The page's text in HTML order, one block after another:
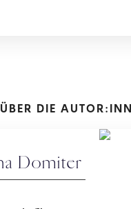
ÜBER DIE
Domiter